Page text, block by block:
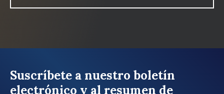
Suscríbete a nuestro boletín
electrónico y al resumen de